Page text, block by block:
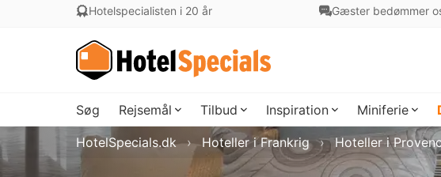
Hotelspecialisten i 20 år Gæster bedømmer
Søg Rejsemål Tilbud Inspiration Miniferie
HotelSpecials.dk Hoteller i Frankrig Hoteller i